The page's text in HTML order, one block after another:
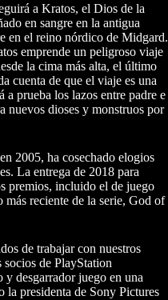
a Kratos, el Dios de la
en sangre en la antigua
en el reino nórdico de Midgard.
emprende un peligroso viaje
la cima más alta, el último
cuenta de que el viaje es una
a prueba los lazos entre padre e
nuevos dioses y monstruos por
2005, ha cosechado elogios
La entrega de 2018 para
premios, incluido el de juego
reciente de la serie, God of
de trabajar con nuestros
de PlayStation
y desgarrador juego en una
presidenta de Sony Pictures